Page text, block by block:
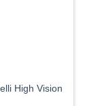
High Vision